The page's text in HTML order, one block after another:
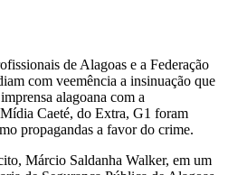
de Alagoas e a Federação
com veemência a insinuação que
alagoana com a
Caeté, do Extra, G1 foram
propagandas a favor do crime.
Márcio Saldanha Walker, em um